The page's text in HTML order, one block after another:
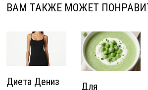
ВАМ ТАКЖЕ МОЖЕТ
Диета Дениз
Для